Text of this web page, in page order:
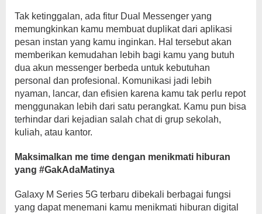
Tak ketinggalan, ada fitur Dual Messenger yang
memungkinkan kamu membuat duplikat dari aplikasi
pesan instan yang kamu inginkan. Hal tersebut akan
memberikan kemudahan lebih bagi kamu yang butuh
dua akun messenger berbeda untuk kebutuhan
personal dan profesional. Komunikasi jadi lebih
nyaman, lancar, dan efisien karena kamu tak perlu repot
menggunakan lebih dari satu perangkat. Kamu pun bisa
terhindar dari kejadian salah chat di grup sekolah,
kuliah, atau kantor.
Maksimalkan me time dengan menikmati hiburan
yang #GakAdaMatinya
Galaxy M Series 5G terbaru dibekali berbagai fungsi
yang dapat menemani kamu menikmati hiburan digital